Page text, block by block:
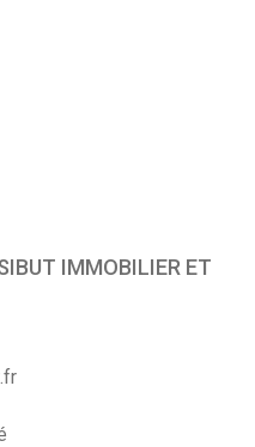
IMMOBILIER ET